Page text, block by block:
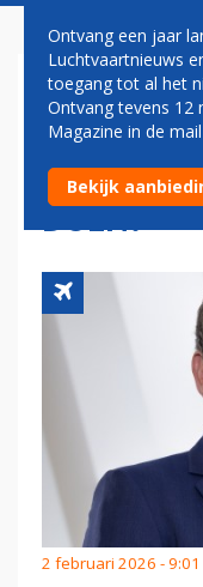
WIE IS
DE
EN WAT
DOEN?
2 februari 2026 -
Ontvang een jaar
Luchtvaartnieuws
toegang tot al het
Ontvang tevens 12
Magazine in de
Bekijk